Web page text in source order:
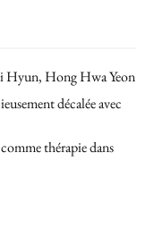
Hyun, Hong Hwa Yeon
décalée avec
thérapie dans